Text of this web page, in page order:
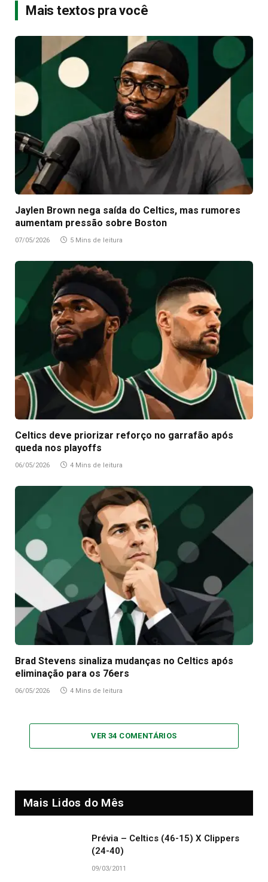
Mais textos pra você
Jaylen Brown nega saída do Celtics, mas rumores
aumentam pressão sobre Boston
07/05/2026 5 Mins de leitura
Celtics deve priorizar reforço no garrafão após
queda nos playoffs
06/05/2026 4 Mins de leitura
Brad Stevens sinaliza mudanças no Celtics após
eliminação para os 76ers
06/05/2026 4 Mins de leitura
VER 34 COMENTÁRIOS
Mais Lidos do Mês
Prévia – Celtics (46-15) X Clippers
(24-40)
09/03/2011